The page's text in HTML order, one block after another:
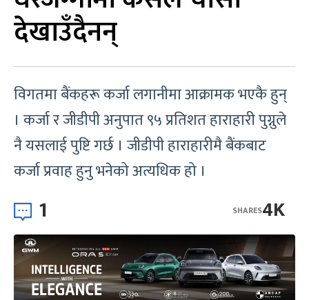
देखाउँदैनन्
विगतमा बैंकहरू कर्जा लगानीमा आक्रामक भएकै हुन्
। कर्जा र जीडीपी अनुपात ९५ प्रतिशत हाराहारी पुग्नुले
नै यसलाई पुष्टि गर्छ । जीडीपी हाराहारीमै बैंकबाट
कर्जा प्रवाह हुनु भनेको अत्यधिक हो ।
1 4K
SHARES